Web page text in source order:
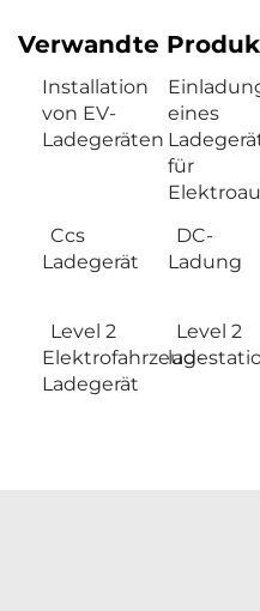
Verwandte
Installation
von EV-
Ladegeräten
eines
für
Ccs
Ladegerät
DC-
Ladung
Level 2
Elektrofahrzeug-
Ladegerät
Level 2